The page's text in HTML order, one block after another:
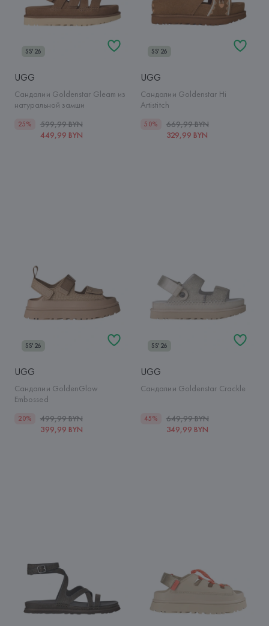
SS'26
UGG
Сандалии Goldenstar Gleam из
натуральной замши
25%
599,99 BYN
449,99 BYN
SS'26
UGG
Сандалии Goldenstar Hi
Artistitch
50%
669,99 BYN
329,99 BYN
SS'26
UGG
Сандалии GoldenGlow
Embossed
20%
499,99 BYN
399,99 BYN
SS'26
UGG
Сандалии Goldenstar Crackle
45%
649,99 BYN
349,99 BYN